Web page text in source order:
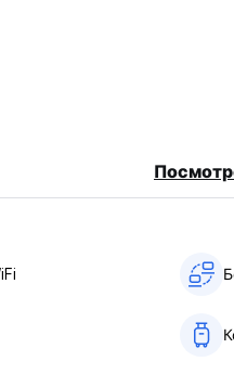
выбором: некоторые
автобусе или метро.
NTU Gongguan!
случае с вас